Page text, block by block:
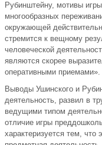
Рубинштейну, мотивы
многообразных
окружающей
стремится к вещному
человеческой
являются скорее
оперативными приемами».
Выводы Ушинского и
деятельность, развил в
ведущими типом
отличие игры
характеризуется тем, что